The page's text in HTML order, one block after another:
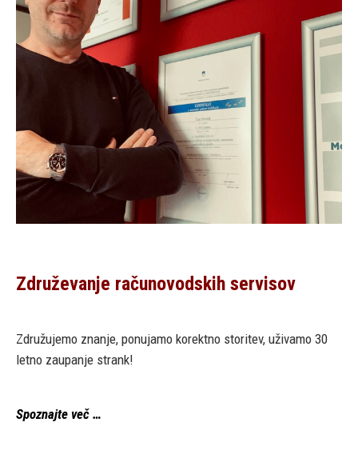
Združevanje računovodskih servisov
Združujemo znanje, ponujamo korektno storitev, uživamo 30
letno zaupanje strank!
Spoznajte več …